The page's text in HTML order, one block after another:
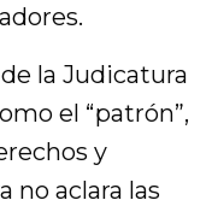
la Judicatura
el “patrón”,
y
no aclara las